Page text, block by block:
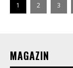
1 2 3
MAGAZIN